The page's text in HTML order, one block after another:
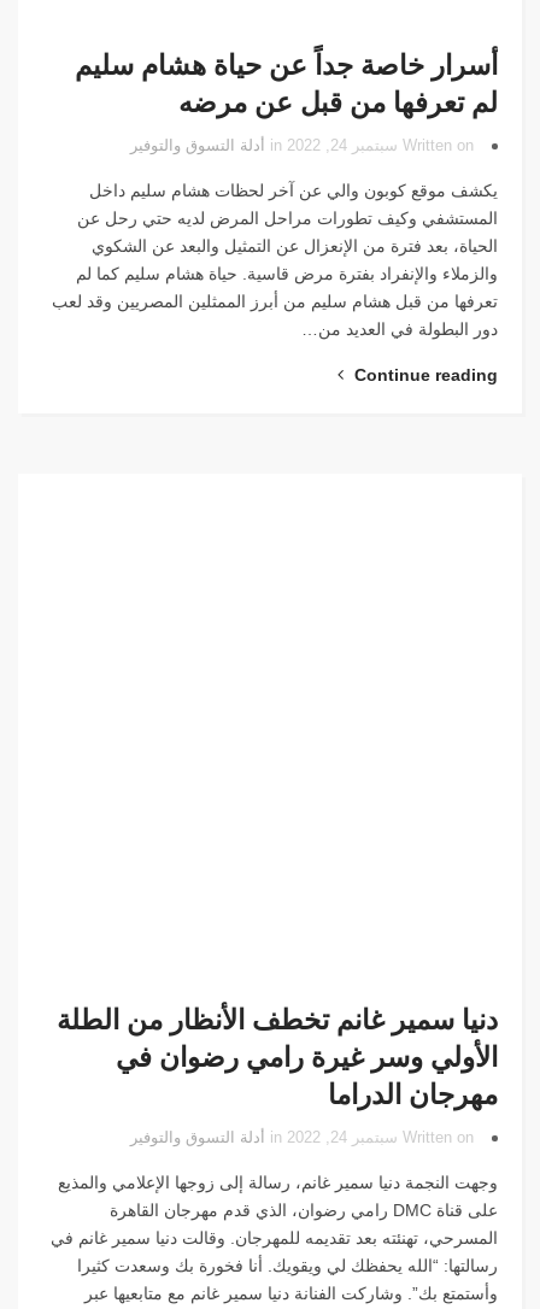
أسرار خاصة جداً عن حياة هشام سليم
لم تعرفها من قبل عن مرضه
Written on سبتمبر 24, 2022 in أدلة التسوق والتوفير
يكشف موقع كوبون والي عن آخر لحظات هشام سليم داخل
المستشفي وكيف تطورات مراحل المرض لديه حتي رحل عن
الحياة، بعد فترة من الإنعزال عن التمثيل والبعد عن الشكوي
والزملاء والإنفراد بفترة مرض قاسية. حياة هشام سليم كما لم
تعرفها من قبل هشام سليم من أبرز الممثلين المصريين وقد لعب
دور البطولة في العديد من…
Continue reading
دنيا سمير غانم تخطف الأنظار من الطلة
الأولي وسر غيرة رامي رضوان في
مهرجان الدراما
Written on سبتمبر 24, 2022 in أدلة التسوق والتوفير
وجهت النجمة دنيا سمير غانم، رسالة إلى زوجها الإعلامي والمذيع
على قناة DMC رامي رضوان، الذي قدم مهرجان القاهرة
المسرحي، تهنئته بعد تقديمه للمهرجان. وقالت دنيا سمير غانم في
رسالتها: “الله يحفظك لي ويقويك. أنا فخورة بك وسعدت كثيرا
وأستمتع بك”. وشاركت الفنانة دنيا سمير غانم مع متابعيها عبر